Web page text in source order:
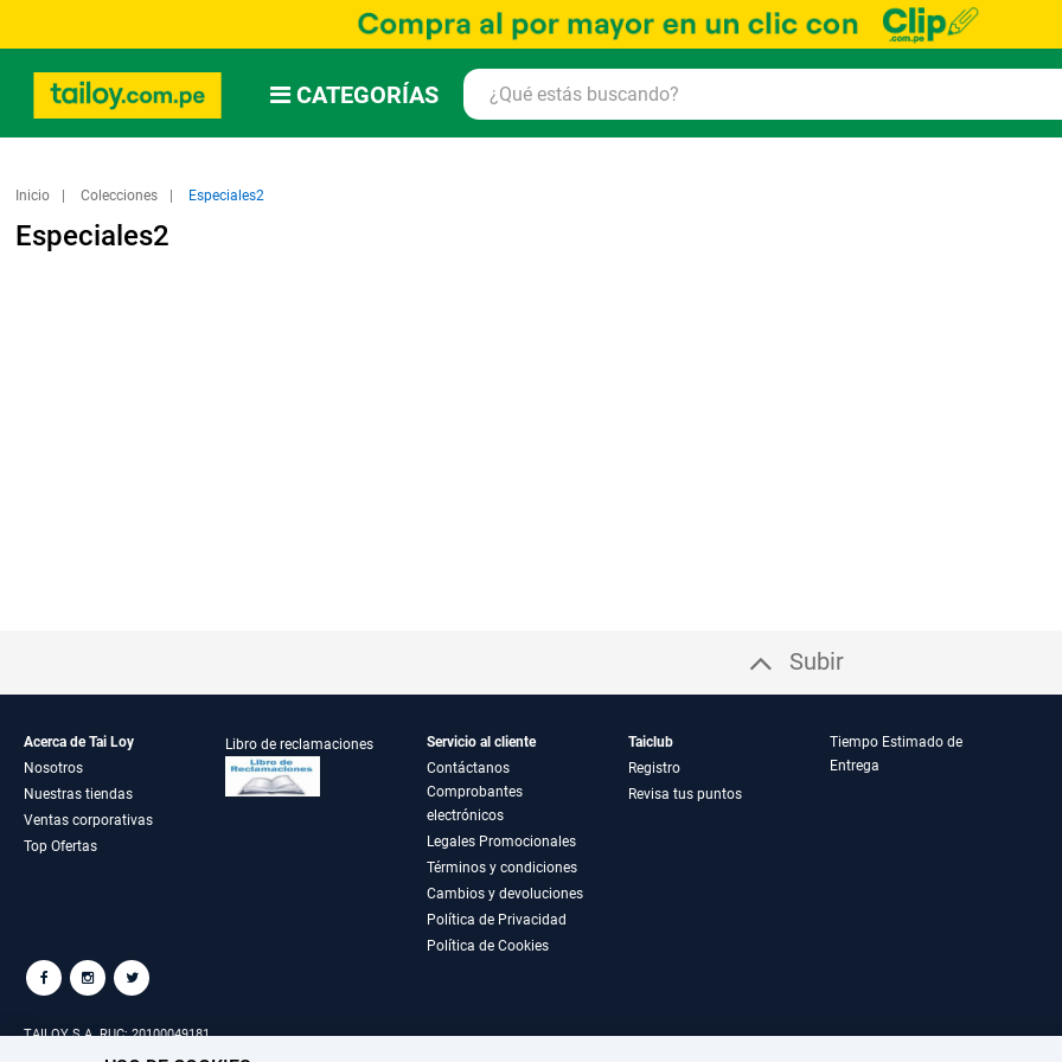
CATEGORÍAS
Inicio Colecciones Especiales2
Especiales2
Subir
Acerca de Tai Loy
Nosotros
Nuestras tiendas
Ventas corporativas
Top Ofertas
Libro de reclamaciones
Servicio al cliente
Contáctanos
Comprobantes
electrónicos
Legales Promocionales
Términos y condiciones
Cambios y devoluciones
Política de Privacidad
Política de Cookies
Taiclub
Registro
Revisa tus puntos
Tiempo Estimado de
Entrega
TAILOY S.A. RUC: 20100049181